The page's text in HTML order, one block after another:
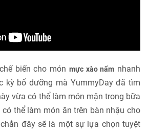
biến cho món mực xào nấm nhanh
kỳ bổ dưỡng mà YummyDay đã tìm
vừa có thể làm món mặn trong bữa
thể làm món ăn trên bàn nhậu cho
đây sẽ là một sự lựa chọn tuyệt